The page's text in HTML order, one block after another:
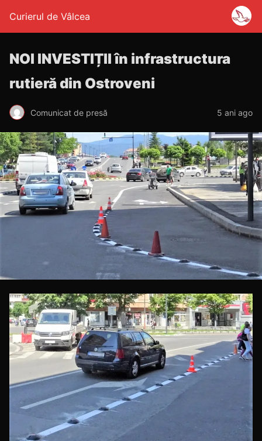
Curierul de Vâlcea
NOI INVESTIȚII în infrastructura
rutieră din Ostroveni
Comunicat de presă 5 ani ago